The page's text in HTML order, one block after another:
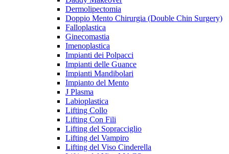
Dermolipectomia
Doppio Mento Chirurgia (Double Chin Surgery)
Falloplastica
Ginecomastia
Imenoplastica
Impianti dei Polpacci
Impianti delle Guance
Impianti Mandibolari
Impianto del Mento
J Plasma
Labioplastica
Lifting Collo
Lifting Con Fili
Lifting del Sopracciglio
Lifting del Vampiro
Lifting del Viso Cinderella